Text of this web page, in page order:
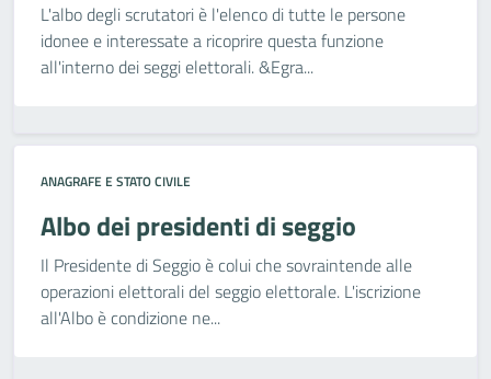
L'albo degli scrutatori è l'elenco di tutte le persone
idonee e interessate a ricoprire questa funzione
all'interno dei seggi elettorali. &Egra...
ANAGRAFE E STATO CIVILE
Albo dei presidenti di seggio
Il Presidente di Seggio è colui che sovraintende alle
operazioni elettorali del seggio elettorale. L'iscrizione
all'Albo è condizione ne...